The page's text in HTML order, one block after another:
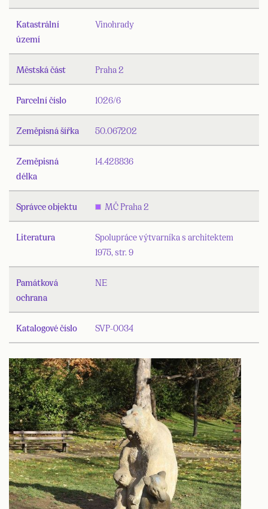
Katastrální
území
Vinohrady
Městská část Praha 2
Parcelní číslo 1026/6
Zeměpisná šířka 50.067202
Zeměpisná
délka
14.428836
Správce objektu MČ Praha 2
Literatura
Spolupráce výtvarníka s architektem
1975, str. 9
Památková
ochrana
NE
Katalogové číslo SVP-0034